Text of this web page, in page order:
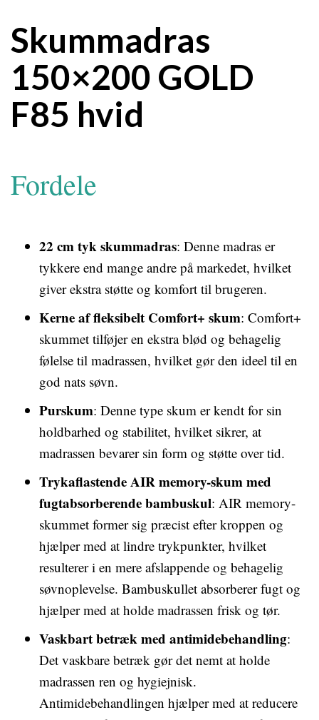
Skummadras
150×200 GOLD
F85 hvid
Fordele
22 cm tyk skummadras: Denne madras er
tykkere end mange andre på markedet, hvilket
giver ekstra støtte og komfort til brugeren.
Kerne af fleksibelt Comfort+ skum: Comfort+
skummet tilføjer en ekstra blød og behagelig
følelse til madrassen, hvilket gør den ideel til en
god nats søvn.
Purskum: Denne type skum er kendt for sin
holdbarhed og stabilitet, hvilket sikrer, at
madrassen bevarer sin form og støtte over tid.
Trykaflastende AIR memory-skum med
fugtabsorberende bambuskul: AIR memory-
skummet former sig præcist efter kroppen og
hjælper med at lindre trykpunkter, hvilket
resulterer i en mere afslappende og behagelig
søvnoplevelse. Bambuskullet absorberer fugt og
hjælper med at holde madrassen frisk og tør.
Vaskbart betræk med antimidebehandling:
Det vaskbare betræk gør det nemt at holde
madrassen ren og hygiejnisk.
Antimidebehandlingen hjælper med at reducere